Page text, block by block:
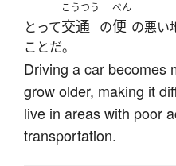
とって
こうつう
交通 の
べん
便 の悪い
ことだ。
Driving a car becomes
grow older, making it
live in areas with poor
transportation.